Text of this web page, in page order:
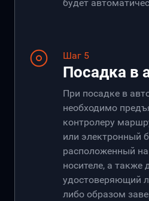
будет
Шаг 5
Посадка в
При посадке в
необходимо
контролеру
или электронный
расположенный
носителе, а также
удостоверяющий
либо образом